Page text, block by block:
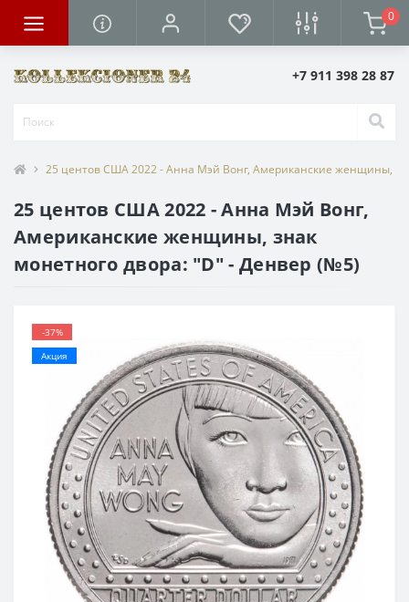
0
+7 911 398 28 87
25 центов США 2022 - Анна Мэй Вонг, Американские женщины,
25 центов США 2022 - Анна Мэй Вонг,
Американские женщины, знак
монетного двора: "D" - Денвер (№5)
-37%
Акция